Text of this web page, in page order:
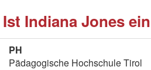
Ist Indiana Jones
PH
Pädagogische Hochschule Tirol